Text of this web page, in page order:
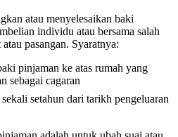
atau menyelesaikan baki
individu atau bersama salah
pasangan. Syaratnya:
pinjaman ke atas rumah yang
sebagai cagaran
setahun dari tarikh pengeluaran